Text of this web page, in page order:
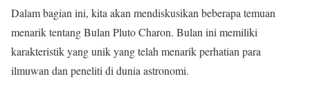
Dalam bagian ini, kita akan mendiskusikan beberapa temuan
menarik tentang Bulan Pluto Charon. Bulan ini memiliki
karakteristik yang unik yang telah menarik perhatian para
ilmuwan dan peneliti di dunia astronomi.